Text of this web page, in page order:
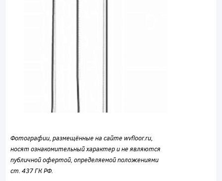
Фотографии, размещённые на сайте wvfloor.ru,
носят ознакомительный характер и не являются
публичной офертой, определяемой положениями
ст. 437 ГК РФ.